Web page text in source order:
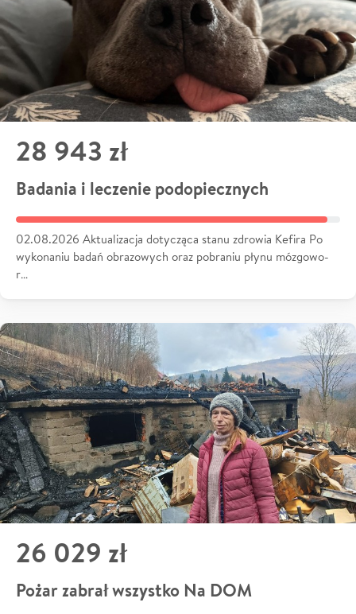
28 943 zł
Badania i leczenie podopiecznych
02.08.2026 Aktualizacja dotycząca stanu zdrowia Kefira Po
wykonaniu badań obrazowych oraz pobraniu płynu mózgowo-
r…
26 029 zł
Pożar zabrał wszystko Na DOM